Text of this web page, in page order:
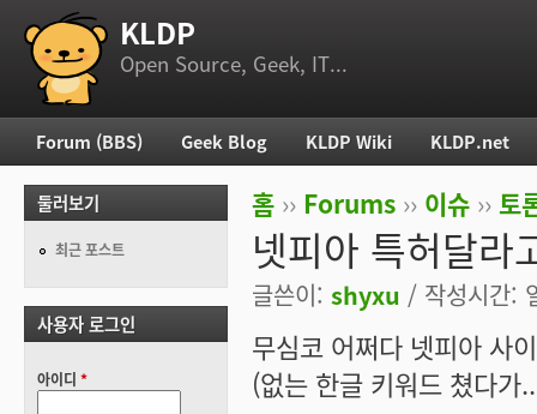
부 메뉴 KLDP
Open Source, Geek, IT...
현재 위치
홈 ›› Forums ›› 이슈 ›› 토
넷피아 특허달라
글쓴이: shyxu / 작성시간:
무심코 어쩌다 넷피아 사
(없는 한글 키워드 쳤다가
주 메뉴
Forum (BBS) Geek Blog KLDP Wiki KLDP.net
둘러보기
최근 포스트
사용자 로그인
아이디 *